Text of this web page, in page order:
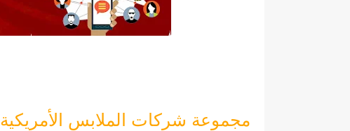
مجموعة شركات الملابس الأمريكية